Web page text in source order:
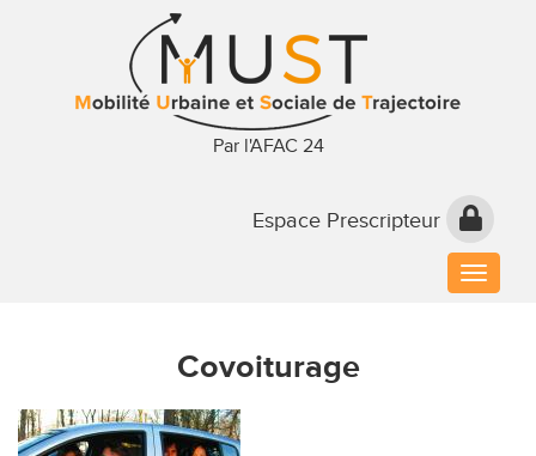
Par l'AFAC 24
Espace Prescripteur
Toggle
Covoiturage